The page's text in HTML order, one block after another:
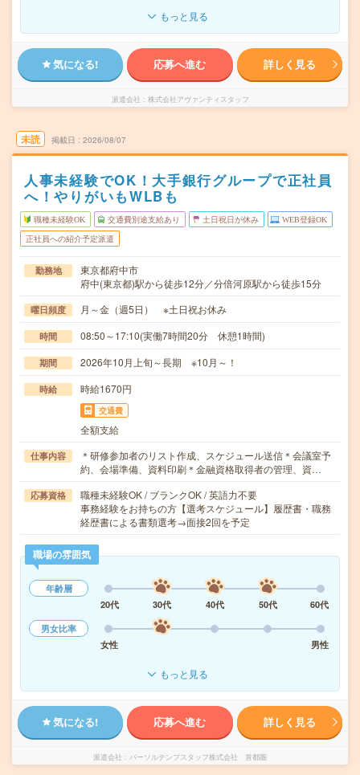
もっと見る
気になる! 応募へ進む 詳しく見る
派遣会社 株式会社アヴァンティスタッフ
未読 掲載日 2026/08/07
人事未経験でOK！大手銀行グループで正社員
へ！やりがいもWLBも
職種未経験OK 交通費別途支給あり 土日祝日が休み WEB登録OK
正社員への紹介予定派遣
勤務地
東京都府中市
府中(東京都)駅から徒歩12分／分倍河原駅から徒歩15分
曜日頻度 月～金（週5日） ※土日祝お休み
時間 08:50～17:10(実働7時間20分 休憩1時間)
期間 2026年10月上旬～長期 ※10月～！
時給 時給1670円
交通費
全額支給
仕事内容
＊研修参加者のリスト作成、スケジュール送信＊会議室予
約、会場準備、資料印刷＊金融資格取得者の管理、資…
応募資格
職種未経験OK / ブランクOK / 英語力不要
事務経験をお持ちの方【選考スケジュール】履歴書・職務
経歴書による書類選考→面接2回を予定
職場の雰囲気
年齢層
20代
30代 40代 50代
60代
男女比率
女性
男性
もっと見る
気になる! 応募へ進む 詳しく見る
派遣会社 パーソルテンプスタッフ株式会社 首都圏